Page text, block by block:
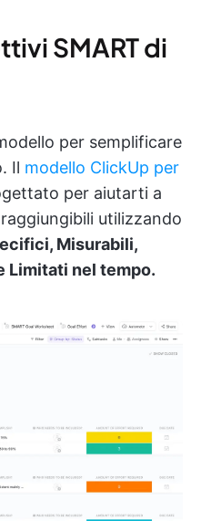
SMART di
per semplificare
Il modello ClickUp per
per aiutarti a
utilizzando
Misurabili,
Limitati nel tempo.